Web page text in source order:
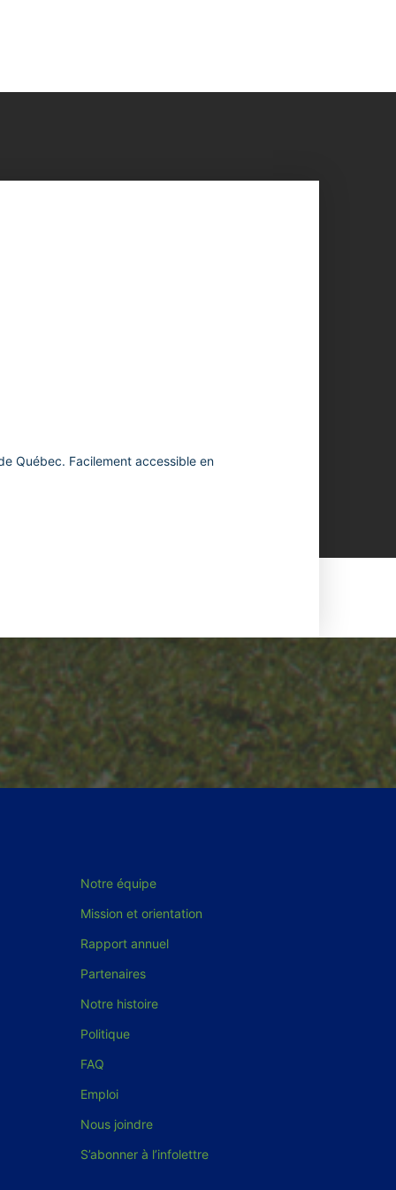
Québec. Facilement accessible en
Notre équipe
Mission et orientation
Rapport annuel
Partenaires
Notre histoire
Politique
FAQ
Emploi
Nous joindre
S’abonner à l’infolettre